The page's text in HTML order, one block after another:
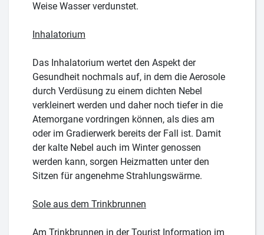
Weise Wasser verdunstet.
Inhalatorium
Das Inhalatorium wertet den Aspekt der
Gesundheit nochmals auf, in dem die Aerosole
durch Verdüsung zu einem dichten Nebel
verkleinert werden und daher noch tiefer in die
Atemorgane vordringen können, als dies am
oder im Gradierwerk bereits der Fall ist. Damit
der kalte Nebel auch im Winter genossen
werden kann, sorgen Heizmatten unter den
Sitzen für angenehme Strahlungswärme.
Sole aus dem Trinkbrunnen
Am Trinkbrunnen in der Tourist Information im